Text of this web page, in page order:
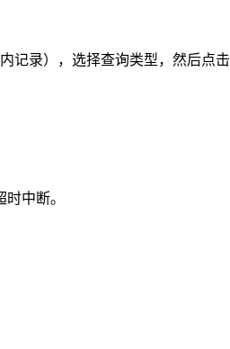
记录），选择查询类型，然后点
中断。